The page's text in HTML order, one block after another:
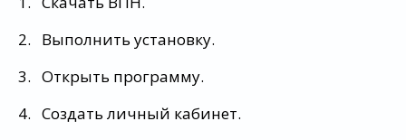
2. Выполнить установку.
3. Открыть программу.
4. Создать личный кабинет.